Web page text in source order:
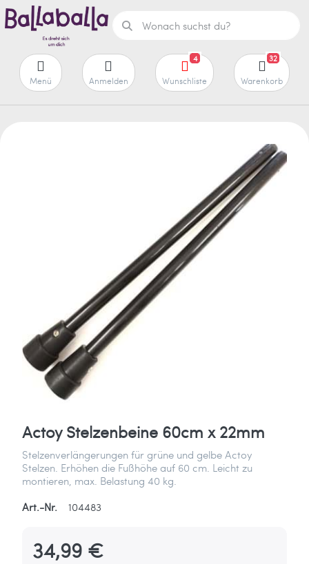
Menü Anmelden
4
Wunschliste
32
Warenkorb
Actoy Stelzenbeine 60cm x 22mm
Stelzenverlängerungen für grüne und gelbe Actoy
Stelzen. Erhöhen die Fußhöhe auf 60 cm. Leicht zu
montieren, max. Belastung 40 kg.
Art.-Nr.
104483
34,99 €